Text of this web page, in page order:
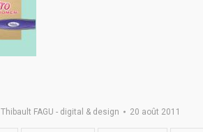
Thibault FAGU - digital & design 20 août 2011